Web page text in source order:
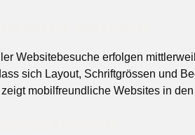
Websitebesuche erfolgen
sich Layout, Schriftgrössen und
mobilfreundliche Websites in